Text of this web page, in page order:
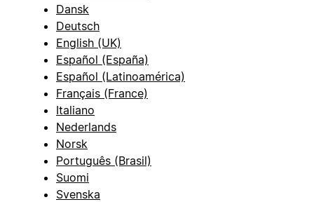
Dansk
Deutsch
English (UK)
Español (España)
Español (Latinoamérica)
Français (France)
Italiano
Nederlands
Norsk
Português (Brasil)
Suomi
Svenska